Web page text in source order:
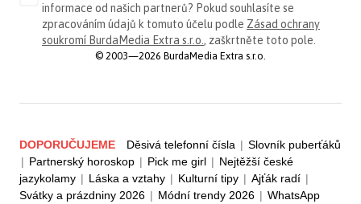
informace od našich partnerů? Pokud souhlasíte se
zpracováním údajů k tomuto účelu podle Zásad ochrany
soukromí BurdaMedia Extra s.r.o. , zaškrtněte toto pole.
© 2003—2026 BurdaMedia Extra s.r.o.
DOPORUČUJEME Děsivá telefonní čísla | Slovník puberťáků
| Partnerský horoskop | Pick me girl | Nejtěžší české
jazykolamy | Láska a vztahy | Kulturní tipy | Ajťák radí |
Svátky a prázdniny 2026 | Módní trendy 2026 | WhatsApp